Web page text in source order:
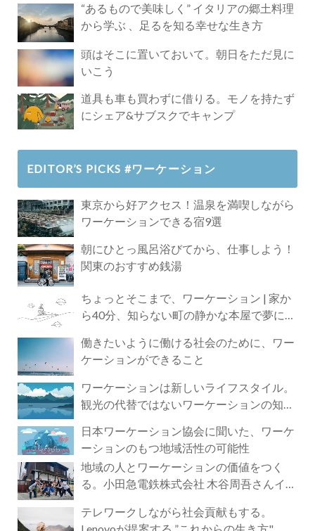
“あるもので美味しく” イタリアの郷土料理
から学ぶ 、足るを知る幸せな生き方
頭はそこに置いておいて。朝日をただ見に
いこう
道具も車も買わずに借りる。モノを持たず
にシェア&サブスクでキャンプ
EDITOR’S PICKS #ワーケーション
東京から好アクセス！温泉を満喫しながら
ワーケーションできる宿9選
朝にひとっ風呂浴びてから、仕事しよう！
関東のおすすめ銭湯
ちょっとそこまで、ワーケーション | 家か
ら40分、知らない町の静かな本屋で夢に近
働きたいように働ける社会のために、ワー
ケーションができること
ワーケーションは新しいライフスタイル。
観光の代替ではないワーケーションの知ら
日本ワーケーション協会に聞いた、ワーケ
ーションのもつ地域活性の可能性
地域の人とワーケーションの価値をつく
る。小田急電鉄株式会社 木谷周吾さんイン
テレワークしながら社会貢献もする。